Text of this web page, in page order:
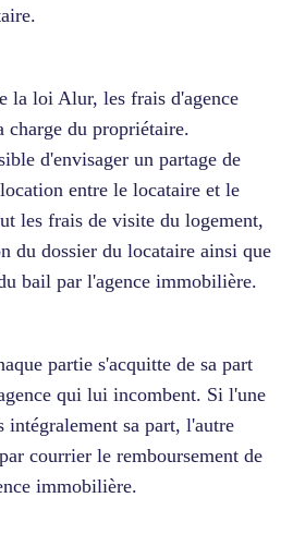
la loi Alur, les frais d'agence
charge du propriétaire.
d'envisager un partage de
entre le locataire et le
les frais de visite du logement,
du dossier du locataire ainsi que
bail par l'agence immobilière.
partie s'acquitte de sa part
qui lui incombent. Si l'une
intégralement sa part, l'autre
courrier le remboursement de
immobilière.